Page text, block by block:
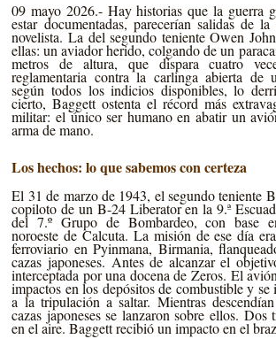
09 mayo 2026.- Hay historias que la guerra
estar documentadas, parecerían salidas de
novelista. La del segundo teniente Owen
ellas: un aviador herido, colgando de un
metros de altura, que dispara cuatro
reglamentaria contra la carlinga abierta de
según todos los indicios disponibles, lo
cierto, Baggett ostenta el récord más
militar: el único ser humano en abatir un
arma de mano.
Los hechos: lo que sabemos con certeza
El 31 de marzo de 1943, el segundo teniente
copiloto de un B-24 Liberator en la 9.ª
del 7.º Grupo de Bombardeo, con base
noroeste de Calcuta. La misión de ese día
ferroviario en Pyinmana, Birmania,
cazas japoneses. Antes de alcanzar el
interceptada por una docena de Zeros. El
impactos en los depósitos de combustible y
a la tripulación a saltar. Mientras
cazas japoneses se lanzaron sobre ellos. Dos
en el aire. Baggett recibió un impacto en el